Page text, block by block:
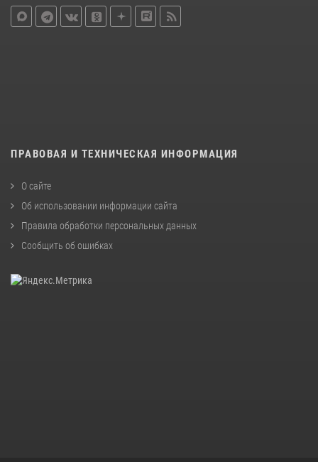
ПРАВОВАЯ И ТЕХНИЧЕСКАЯ ИНФОРМАЦИЯ
О сайте
Об использовании информации сайта
Правила обработки персональных данных
Сообщить об ошибках